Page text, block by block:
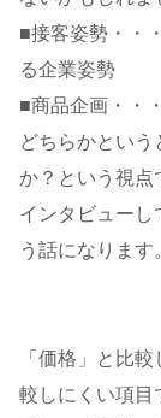
■接客姿勢・・
る企業姿勢
■商品企画・・
どちらかという
か？という視点
インタビューし
う話になります
「価格」と比
較しにくい項目